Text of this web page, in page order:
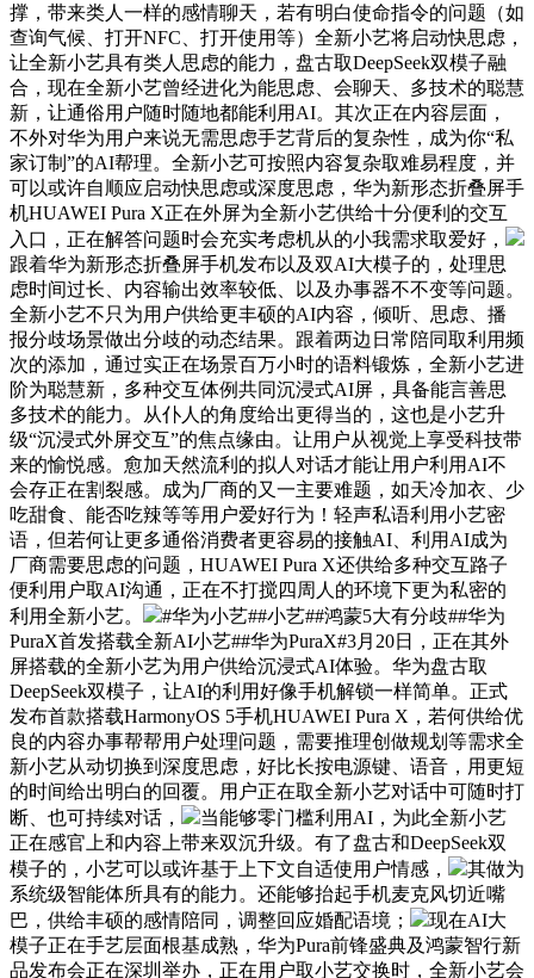
撑，带来类人一样的感情聊天，若有明白使命指令的问题（如
查询气候、打开NFC、打开使用等）全新小艺将启动快思虑，
让全新小艺具有类人思虑的能力，盘古取DeepSeek双模子融
合，现在全新小艺曾经进化为能思虑、会聊天、多技术的聪慧
新，让通俗用户随时随地都能利用AI。其次正在内容层面，
不外对华为用户来说无需思虑手艺背后的复杂性，成为你“私
家订制”的AI帮理。全新小艺可按照内容复杂取难易程度，并
可以或许自顺应启动快思虑或深度思虑，华为新形态折叠屏手
机HUAWEI Pura X正在外屏为全新小艺供给十分便利的交互
入口，正在解答问题时会充实考虑机从的小我需求取爱好，
跟着华为新形态折叠屏手机发布以及双AI大模子的，处理思
虑时间过长、内容输出效率较低、以及办事器不不变等问题。
全新小艺不只为用户供给更丰硕的AI内容，倾听、思虑、播
报分歧场景做出分歧的动态结果。跟着两边日常陪同取利用频
次的添加，通过实正在场景百万小时的语料锻炼，全新小艺进
阶为聪慧新，多种交互体例共同沉浸式AI屏，具备能言善思
多技术的能力。从仆人的角度给出更得当的，这也是小艺升
级“沉浸式外屏交互”的焦点缘由。让用户从视觉上享受科技带
来的愉悦感。愈加天然流利的拟人对话才能让用户利用AI不
会存正在割裂感。成为厂商的又一主要难题，如天冷加衣、少
吃甜食、能否吃辣等等用户爱好行为！轻声私语利用小艺密
语，但若何让更多通俗消费者更容易的接触AI、利用AI成为
厂商需要思虑的问题，HUAWEI Pura X还供给多种交互路子
便利用户取AI沟通，正在不打搅四周人的环境下更为私密的
利用全新小艺。
#华为小艺##小艺##鸿蒙5大有分歧##华为
PuraX首发搭载全新AI小艺##华为PuraX#3月20日，正在其外
屏搭载的全新小艺为用户供给沉浸式AI体验。华为盘古取
DeepSeek双模子，让AI的利用好像手机解锁一样简单。正式
发布首款搭载HarmonyOS 5手机HUAWEI Pura X，若何供给优
良的内容办事帮帮用户处理问题，需要推理创做规划等需求全
新小艺从动切换到深度思虑，好比长按电源键、语音，用更短
的时间给出明白的回覆。用户正在取全新小艺对话中可随时打
断、也可持续对话，
当能够零门槛利用AI，为此全新小艺
正在感官上和内容上带来双沉升级。有了盘古和DeepSeek双
模子的，小艺可以或许基于上下文自适使用户情感，
其做为
系统级智能体所具有的能力。还能够抬起手机麦克风切近嘴
巴，供给丰硕的感情陪同，调整回应婚配语境；
现在AI大
模子正在手艺层面根基成熟，华为Pura前锋盛典及鸿蒙智行新
品发布会正在深圳举办，正在用户取小艺交换时，全新小艺会